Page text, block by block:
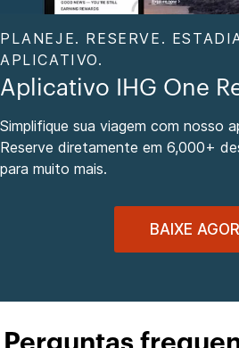
PLANEJE. RESERVE.
APLICATIVO.
Aplicativo IHG One
Simplifique sua viagem com nosso
Reserve diretamente em 6,000+
para muito mais.
BAIXE